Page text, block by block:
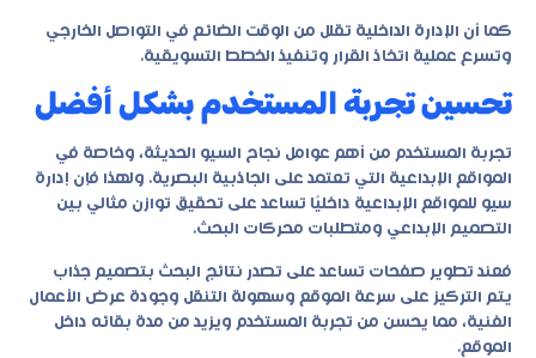
كما أن الإدارة الداخلية تقلل من الوقت الضائع في التواصل الخارجي
وتسرع عملية اتخاذ القرار وتنفيذ الخطط التسويقية.
تحسين تجربة المستخدم بشكل أفضل
تجربة المستخدم من أهم عوامل نجاح السيو الحديثة، وخاصة في
المواقع الإبداعية التي تعتمد على الجاذبية البصرية. ولهذا فإن إدارة
سيو للمواقع الإبداعية داخليًا تساعد على تحقيق توازن مثالي بين
التصميم الإبداعي ومتطلبات محركات البحث.
فعند تطوير صفحات تساعد على تصدر نتائج البحث بتصميم جذاب
يتم التركيز على سرعة الموقع وسهولة التنقل وجودة عرض الأعمال
الفنية، مما يحسن من تجربة المستخدم ويزيد من مدة بقائه داخل
الموقع.